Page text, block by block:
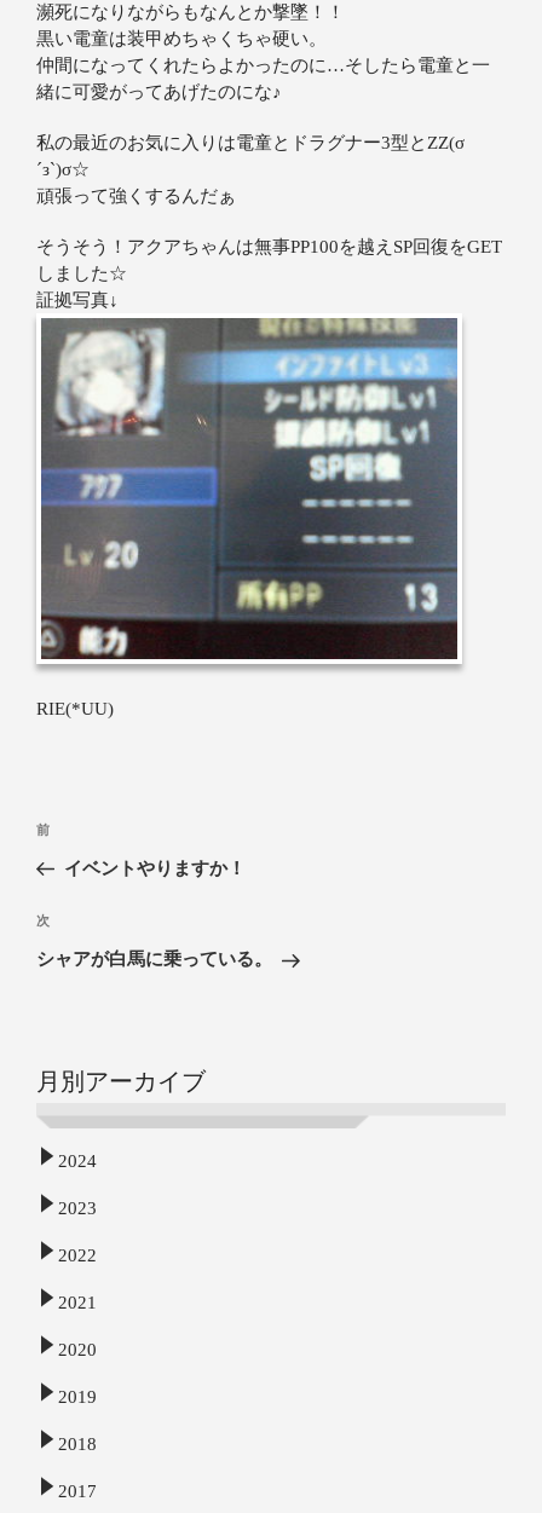
瀕死になりながらもなんとか撃墜！！
黒い電童は装甲めちゃくちゃ硬い。
仲間になってくれたらよかったのに…そしたら電童と一
緒に可愛がってあげたのにな♪
私の最近のお気に入りは電童とドラグナー3型とZZ(σ
´з`)σ☆
頑張って強くするんだぁ
そうそう！アクアちゃんは無事PP100を越えSP回復をGET
しました☆
証拠写真↓
RIE(*UU)
前
イベントやりますか！
次
シャアが白馬に乗っている。
月別アーカイブ
2024
2023
2022
2021
2020
2019
2018
2017